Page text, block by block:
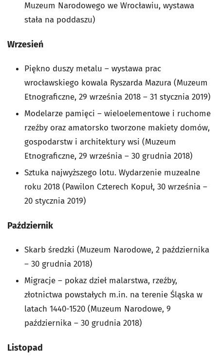
Muzeum Narodowego we Wrocławiu, wystawa
stała na poddaszu)
Wrzesień
Piękno duszy metalu – wystawa prac
wrocławskiego kowala Ryszarda Mazura (Muzeum
Etnograficzne, 29 września 2018 – 31 stycznia 2019)
Modelarze pamięci – wieloelementowe i ruchome
rzeźby oraz amatorsko tworzone makiety domów,
gospodarstw i architektury wsi (Muzeum
Etnograficzne, 29 września – 30 grudnia 2018)
Sztuka najwyższego lotu. Wydarzenie muzealne
roku 2018 (Pawilon Czterech Kopuł, 30 września –
20 stycznia 2019)
Październik
Skarb średzki (Muzeum Narodowe, 2 października
– 30 grudnia 2018)
Migracje – pokaz dzieł malarstwa, rzeźby,
złotnictwa powstałych m.in. na terenie Śląska w
latach 1440-1520 (Muzeum Narodowe, 9
października – 30 grudnia 2018)
Listopad